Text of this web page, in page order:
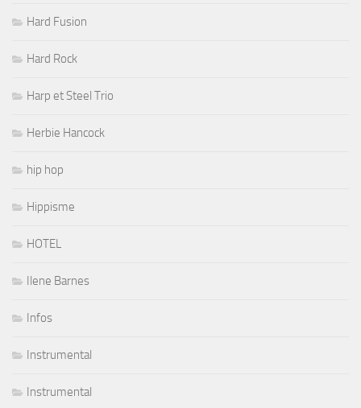
Hard Fusion
Hard Rock
Harp et Steel Trio
Herbie Hancock
hip hop
Hippisme
HOTEL
Ilene Barnes
Infos
Instrumental
Instrumental